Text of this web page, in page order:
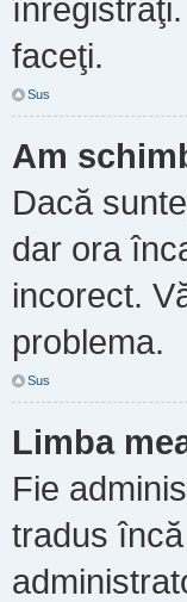
faceţi.
Sus
Am
Dacă
dar ora
incorect.
problema.
Sus
Limba
Fie
tradus